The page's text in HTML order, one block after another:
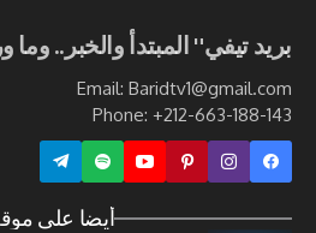
المبتدأ والخبر.. وما وراء الخبر
Email:
Phone: +212-
أيضا على موقعنا